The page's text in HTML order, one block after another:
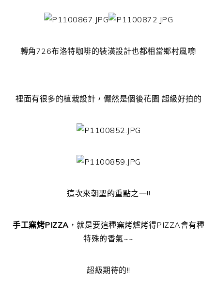
轉角726布洛特咖啡的裝潢設計也都相當鄉村風唷!
裡面有很多的植栽設計，儼然是個後花園 超級好拍的
這次來朝聖的重點之一!!
手工窯烤PIZZA，就是要這種窯烤爐烤得PIZZA會有種
特殊的香氣~~
超級期待的!!